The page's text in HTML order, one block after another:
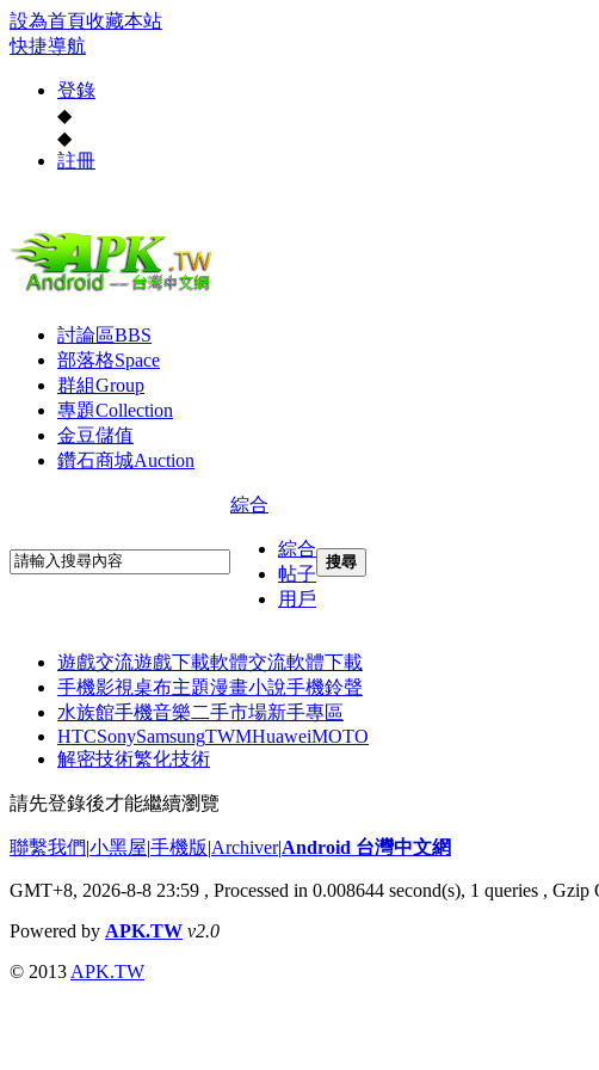
設為首頁收藏本站
快捷導航
登錄
◆
◆
註冊
討論區BBS
部落格Space
群組Group
專題Collection
金豆儲值
鑽石商城Auction
綜合
綜合
帖子
用戶
搜尋
遊戲交流遊戲下載軟體交流軟體下載
手機影視桌布主題漫畫小說手機鈴聲
水族館手機音樂二手市場新手專區
HTCSonySamsungTWMHuaweiMOTO
解密技術繁化技術
請先登錄後才能繼續瀏覽
聯繫我們|小黑屋|手機版|Archiver|Android 台灣中文網
GMT+8, 2026-8-8 23:59 , Processed in 0.008644 second(s), 1 queries , Gzip
Powered by APK.TW v2.0
© 2013 APK.TW